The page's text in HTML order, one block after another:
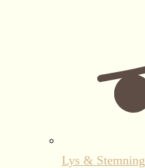
Lys & Stemning